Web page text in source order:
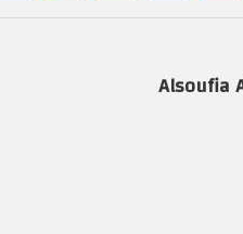
Alsoufia